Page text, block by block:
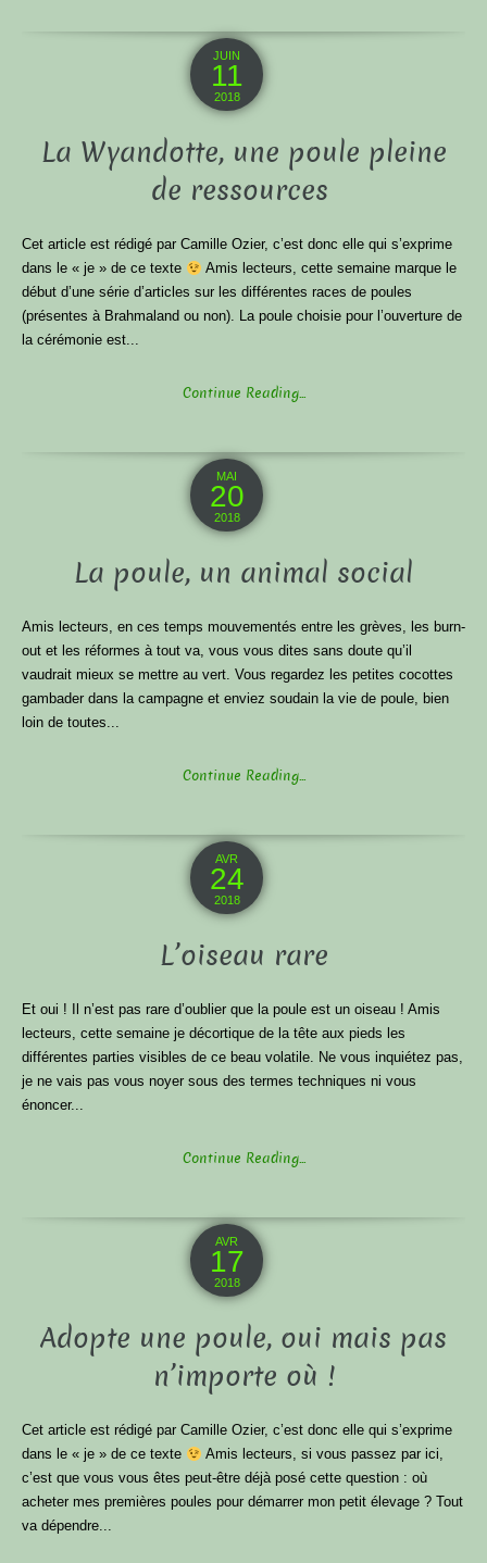
JUIN
11
2018
La Wyandotte, une poule pleine
de ressources
Cet article est rédigé par Camille Ozier, c’est donc elle qui s’exprime
dans le « je » de ce texte
Amis lecteurs, cette semaine marque le
début d’une série d’articles sur les différentes races de poules
(présentes à Brahmaland ou non). La poule choisie pour l’ouverture de
la cérémonie est...
Continue Reading...
MAI
20
2018
La poule, un animal social
Amis lecteurs, en ces temps mouvementés entre les grèves, les burn-
out et les réformes à tout va, vous vous dites sans doute qu’il
vaudrait mieux se mettre au vert. Vous regardez les petites cocottes
gambader dans la campagne et enviez soudain la vie de poule, bien
loin de toutes...
Continue Reading...
AVR
24
2018
L’oiseau rare
Et oui ! Il n’est pas rare d’oublier que la poule est un oiseau ! Amis
lecteurs, cette semaine je décortique de la tête aux pieds les
différentes parties visibles de ce beau volatile. Ne vous inquiétez pas,
je ne vais pas vous noyer sous des termes techniques ni vous
énoncer...
Continue Reading...
AVR
17
2018
Adopte une poule, oui mais pas
n’importe où !
Cet article est rédigé par Camille Ozier, c’est donc elle qui s’exprime
dans le « je » de ce texte
Amis lecteurs, si vous passez par ici,
c’est que vous vous êtes peut-être déjà posé cette question : où
acheter mes premières poules pour démarrer mon petit élevage ? Tout
va dépendre...